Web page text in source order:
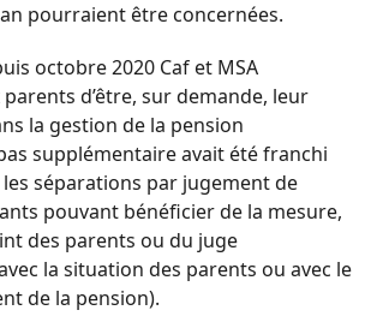
pourraient être concernées.
octobre 2020 Caf et MSA
d’être, sur demande, leur
la gestion de la pension
supplémentaire avait été franchi
séparations par jugement de
pouvant bénéficier de la mesure,
des parents ou du juge
la situation des parents ou avec le
de la pension).